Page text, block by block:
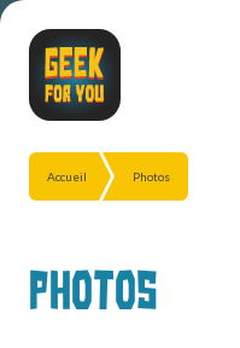
Accueil Photos
Photos